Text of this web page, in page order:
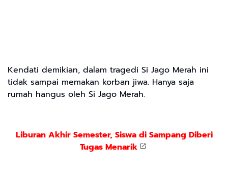
Kendati demikian, dalam tragedi Si Jago Merah ini
tidak sampai memakan korban jiwa. Hanya saja
rumah hangus oleh Si Jago Merah.
Liburan Akhir Semester, Siswa di Sampang Diberi
Tugas Menarik